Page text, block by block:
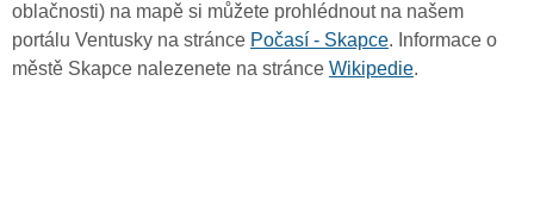
oblačnosti) na mapě si můžete prohlédnout na našem
portálu Ventusky na stránce Počasí - Skapce. Informace o
městě Skapce nalezenete na stránce Wikipedie.